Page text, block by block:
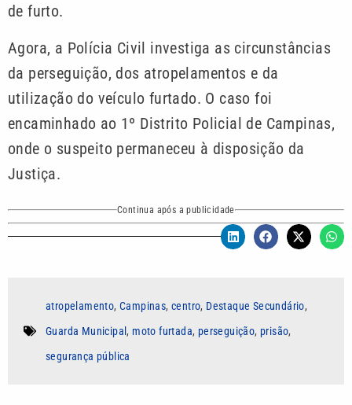
de furto.
Agora, a Polícia Civil investiga as circunstâncias
da perseguição, dos atropelamentos e da
utilização do veículo furtado. O caso foi
encaminhado ao 1º Distrito Policial de Campinas,
onde o suspeito permaneceu à disposição da
Justiça.
Continua após a publicidade
atropelamento,Campinas,centro, Destaque Secundário,
Guarda Municipal , moto furtada, perseguição, prisão,
segurança pública